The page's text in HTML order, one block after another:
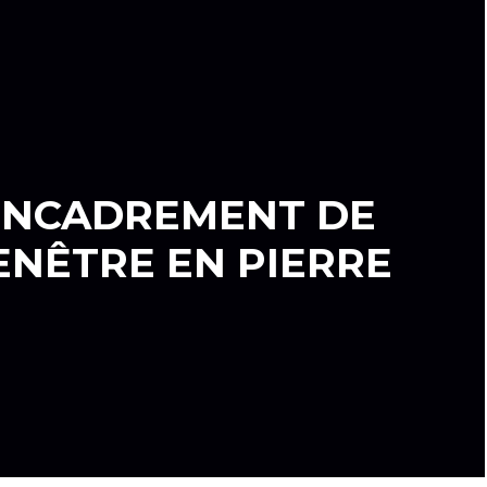
DE
EN PIERRE